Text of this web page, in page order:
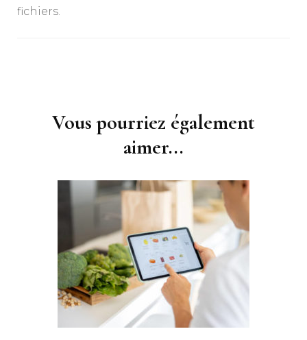
fichiers.
Vous pourriez également
aimer...